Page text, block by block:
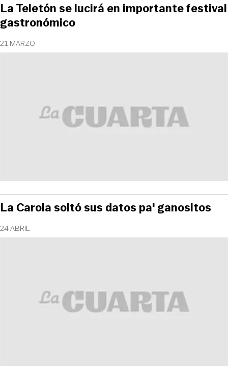
21 MARZO
La Teletón se lucirá en importante festival
gastronómico
24 ABRIL
La Carola soltó sus datos pa' ganositos